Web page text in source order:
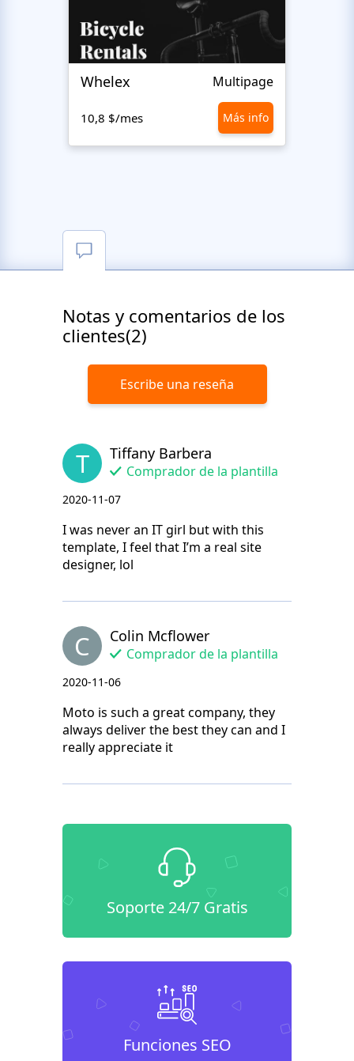
Whelex Multipage
10,8 $/mes Más info
Notas y comentarios de los
clientes(2)
Escribe una reseña
T Tiffany Barbera
Comprador de la plantilla
2020-11-07
I was never an IT girl but with this
template, I feel that I’m a real site
designer, lol
C Colin Mcflower
Comprador de la plantilla
2020-11-06
Moto is such a great company, they
always deliver the best they can and I
really appreciate it
Soporte 24/7 Gratis
Funciones SEO